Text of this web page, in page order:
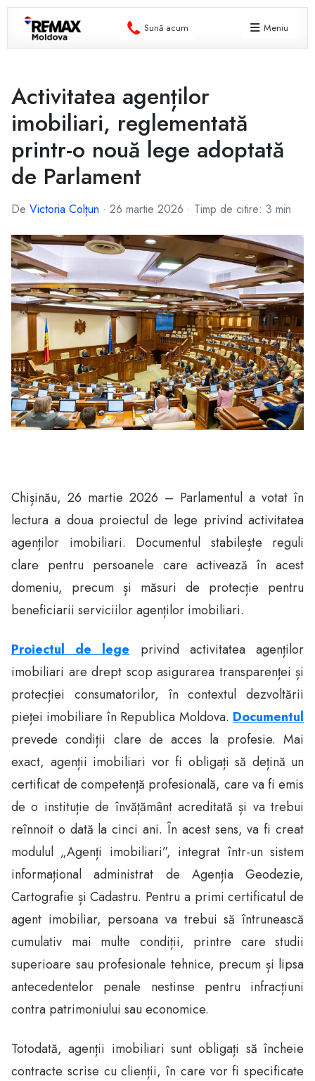
Sună acum Meniu
Activitatea agenților
imobiliari, reglementată
printr-o nouă lege adoptată
de Parlament
De Victoria Colțun · 26 martie 2026 · Timp de citire: 3 min
Chișinău, 26 martie 2026 – Parlamentul a votat în
lectura a doua proiectul de lege privind activitatea
agenților imobiliari. Documentul stabilește reguli
clare pentru persoanele care activează în acest
domeniu, precum și măsuri de protecție pentru
beneficiarii serviciilor agenților imobiliari.
Proiectul de lege privind activitatea agenților
imobiliari are drept scop asigurarea transparenței și
protecției consumatorilor, în contextul dezvoltării
pieței imobiliare în Republica Moldova. Documentul
prevede condiții clare de acces la profesie. Mai
exact, agenții imobiliari vor fi obligați să dețină un
certificat de competență profesională, care va fi emis
de o instituție de învățământ acreditată și va trebui
reînnoit o dată la cinci ani. În acest sens, va fi creat
modulul „Agenți imobiliari”, integrat într-un sistem
informațional administrat de Agenția Geodezie,
Cartografie și Cadastru. Pentru a primi certificatul de
agent imobiliar, persoana va trebui să întrunească
cumulativ mai multe condiții, printre care studii
superioare sau profesionale tehnice, precum și lipsa
antecedentelor penale nestinse pentru infracțiuni
contra patrimoniului sau economice.
Totodată, agenții imobiliari sunt obligați să încheie
contracte scrise cu clienții, în care vor fi specificate